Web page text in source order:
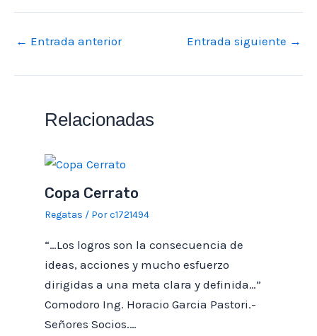
[plugin-name form_id=»49″
fields=»nombre_del_barco_1617708234821,tipo_de_barco_1
73,nombre_del_patron_1617723876963,apellido_del_patron
club_1617708402213″ order_by=»seq_num desc»]
PILOTE NORDEN 2023 TRIP.COMPLETA RESUL. PROV.
← Entrada anterior Entrada siguiente →
Relacionadas
Copa Cerrato
Regatas / Porc1721494
“…Los logros son la consecuencia de
ideas, acciones y mucho esfuerzo
dirigidas a una meta clara y definida…”
Comodoro Ing. Horacio Garcia Pastori.-
Señores Socios.…